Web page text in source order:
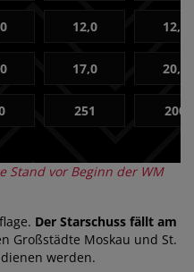
12,0 12,0
17,0 20,0
251 200
Stand vor Beginn der WM
Der Starschuss fällt am
Großstädte Moskau und St.
werden.